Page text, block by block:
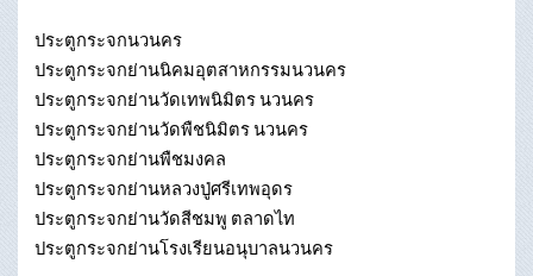
ประตูกระจกนวนคร
ประตูกระจกย่านนิคมอุตสาหกรรมนวนคร
ประตูกระจกย่านวัดเทพนิมิตร นวนคร
ประตูกระจกย่านวัดพืชนิมิตร นวนคร
ประตูกระจกย่านพืชมงคล
ประตูกระจกย่านหลวงปู่ศรีเทพอุดร
ประตูกระจกย่านวัดสีชมพู ตลาดไท
ประตูกระจกย่านโรงเรียนอนุบาลนวนคร